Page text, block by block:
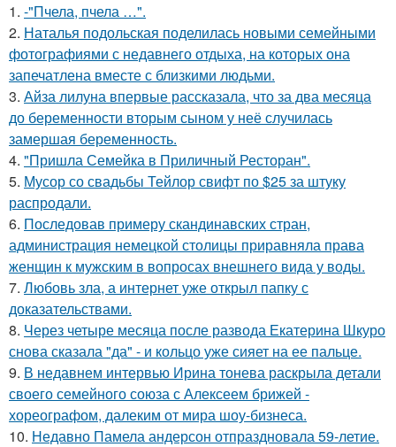
1. -"Пчела, пчела …".
2. Наталья подольская поделилась новыми семейными
фотографиями с недавнего отдыха, на которых она
запечатлена вместе с близкими людьми.
3. Айза лилуна впервые рассказала, что за два месяца
до беременности вторым сыном у неё случилась
замершая беременность.
4. "Пришла Семейка в Приличный Ресторан".
5. Мусор со свадьбы Тейлор свифт по $25 за штуку
распродали.
6. Последовав примеру скандинавских стран,
администрация немецкой столицы приравняла права
женщин к мужским в вопросах внешнего вида у воды.
7. Любовь зла, а интернет уже открыл папку с
доказательствами.
8. Через четыре месяца после развода Екатерина Шкуро
снова сказала "да" - и кольцо уже сияет на ее пальце.
9. В недавнем интервью Ирина тонева раскрыла детали
своего семейного союза с Алексеем брижей -
хореографом, далеким от мира шоу-бизнеса.
10. Недавно Памела андерсон отпраздновала 59-летие.